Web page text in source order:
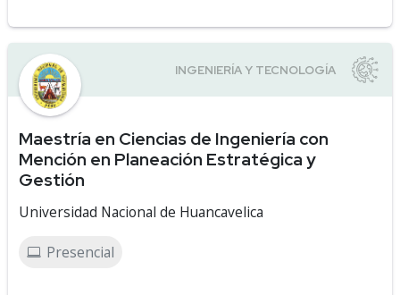
Maestría en Ciencias de Ingeniería con
Mención en Planeación Estratégica y
Gestión
Universidad Nacional de Huancavelica
Presencial